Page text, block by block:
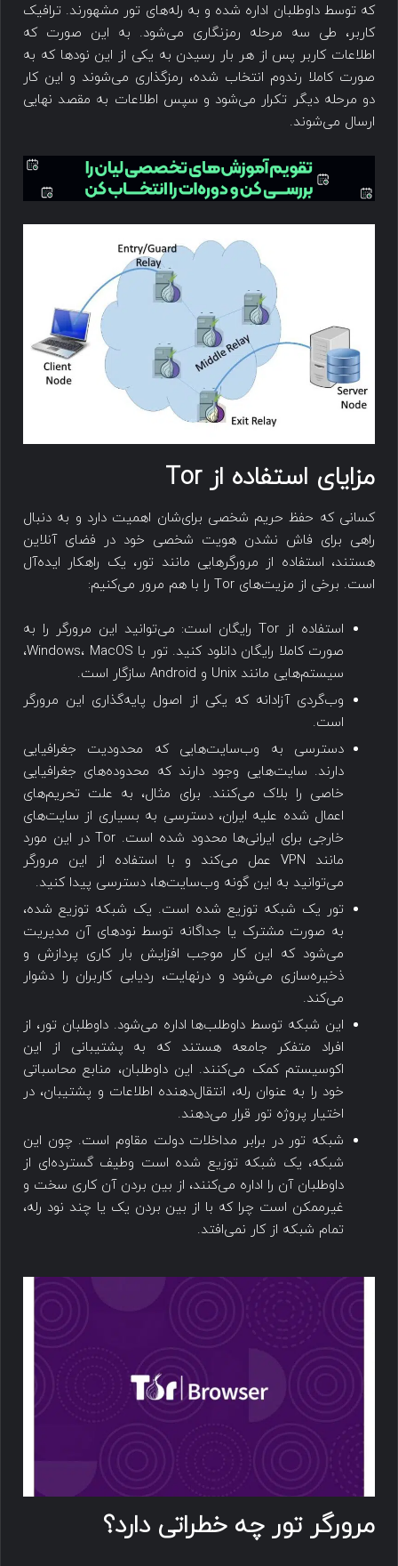
که توسط داوطلبان اداره شده و به رله‌های تور مشهورند. ترافیک
کاربر، طی سه مرحله رمزنگاری می‌شود. به این صورت که
اطلاعات کاربر پس از هر بار رسیدن به یکی از این نود‌ها که به
صورت کاملا رندوم انتخاب شده، رمزگذاری می‌شوند و این کار
دو مرحله دیگر تکرار می‌شود و سپس اطلاعات به مقصد نهایی
ارسال می‌شوند.
مزایای استفاده از Tor
کسانی که حفظ حریم شخصی برای‌شان اهمیت دارد و به دنبال
راهی برای فاش نشدن هویت شخصی خود در فضای آنلاین
هستند، استفاده از مرورگرهایی مانند تور، یک راهکار ایده‌آل
است. برخی از مزیت‌های Tor را با هم مرور می‌کنیم:
استفاده از Tor رایگان است: می‌توانید این مرورگر را به
صورت کاملا رایگان دانلود کنید. تور با Windows، MacOS،
سیستم‌هایی مانند Unix و Android سازگار است.
وب‌گردی آزادانه که یکی از اصول پایه‌گذاری این مرورگر
است.
دسترسی به وب‌سایت‌هایی که محدودیت جغرافیایی
دارند. سایت‌هایی وجود دارند که محدوده‌های جغرافیایی
خاصی را بلاک می‌کنند. برای مثال، به علت تحریم‌های
اعمال شده علیه ایران، دسترسی به بسیاری از سایت‌های
خارجی برای ایرانی‌ها محدود شده است. Tor در این مورد
مانند VPN عمل می‌کند و با استفاده از این مرورگر
می‌توانید به این ‌گونه وب‌سایت‌ها، دسترسی پیدا کنید.
تور یک شبکه توزیع شده است. یک شبکه توزیع شده،
به صورت مشترک یا جداگانه توسط نودهای آن مدیریت
می‌شود که این کار موجب افزایش بار کاری پردازش و
ذخیره‌سازی می‌شود و درنهایت، ردیابی کاربران را دشوار
می‌کند.
این شبکه توسط داوطلب‌ها اداره می‌شود. داوطلبان تور، از
افراد متفکر جامعه هستند که به پشتیبانی از این
اکوسیستم کمک می‌کنند. این داوطلبان، منابع محاسباتی
خود را به عنوان رله، انتقال‌دهنده اطلاعات و پشتیبان، در
اختیار پروژه تور قرار می‌دهند.
شبکه تور در برابر مداخلات دولت مقاوم است. چون این
شبکه، یک شبکه توزیع شده است وطیف گسترده‌ای از
داوطلبان آن را اداره می‌کنند، از بین بردن آن کاری سخت و
غیرممکن است چرا که با از بین بردن یک یا چند نود رله،
تمام شبکه از کار نمی‌افتد.
مرورگر تور چه خطراتی دارد؟